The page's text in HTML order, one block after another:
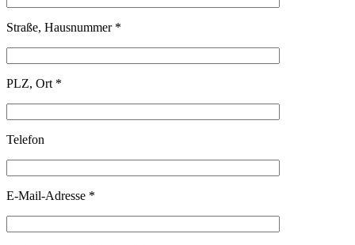
Straße, Hausnummer *
PLZ, Ort *
Telefon
E-Mail-Adresse *